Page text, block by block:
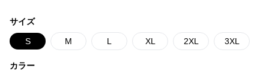
サイズ
S M L XL 2XL 3XL
カラー